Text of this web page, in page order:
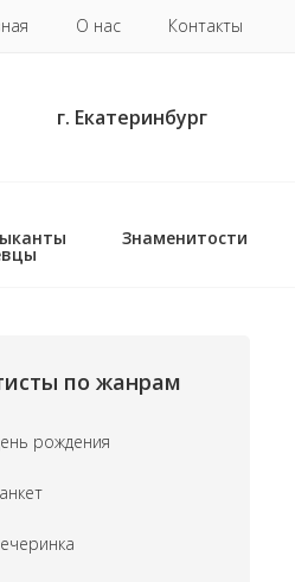
О нас Контакты
г. Екатеринбург
Знаменитости
по жанрам
рождения